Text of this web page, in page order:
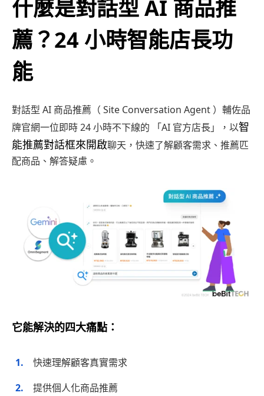
什麼是對話型 AI 商品推
薦？24 小時智能店長功
能
對話型 AI 商品推薦（ Site Conversation Agent ）輔佐品
牌官網一位即時 24 小時不下線的 「AI 官方店長」，以智
能推薦對話框來開啟聊天，快速了解顧客需求、推薦匹
配商品、解答疑慮。
它能解決的四大痛點：
快速理解顧客真實需求
提供個人化商品推薦